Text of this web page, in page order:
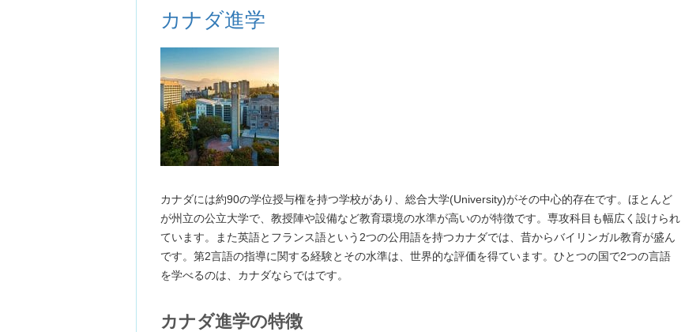
カナダ進学
カナダには約90の学位授与権を持つ学校があり、総合大学(University)がその中心的存在です。ほとんど
が州立の公立大学で、教授陣や設備など教育環境の水準が高いのが特徴です。専攻科目も幅広く設けられ
ています。また英語とフランス語という2つの公用語を持つカナダでは、昔からバイリンガル教育が盛ん
です。第2言語の指導に関する経験とその水準は、世界的な評価を得ています。ひとつの国で2つの言語
を学べるのは、カナダならではです。
カナダ進学の特徴